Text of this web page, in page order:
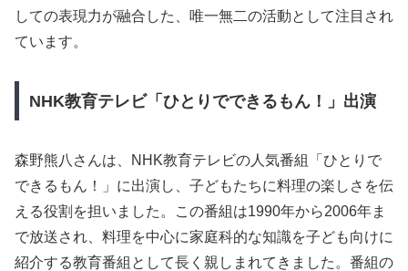
しての表現力が融合した、唯一無二の活動として注目され
ています。
NHK教育テレビ「ひとりでできるもん！」出演
森野熊八さんは、NHK教育テレビの人気番組「ひとりで
できるもん！」に出演し、子どもたちに料理の楽しさを伝
える役割を担いました。この番組は1990年から2006年ま
で放送され、料理を中心に家庭科的な知識を子ども向けに
紹介する教育番組として長く親しまれてきました。番組の